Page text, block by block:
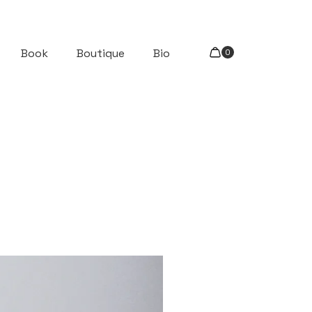
Book Boutique Bio